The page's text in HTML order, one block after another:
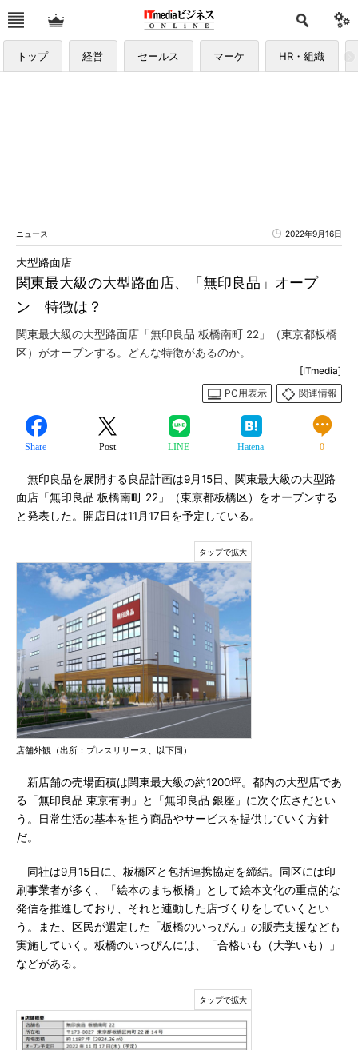
トップ 経営 セールス マーケ HR・組織
ニュース 2022年9月16日
関東最大級の大型路面店、「無印良品」オープ
ン 特徴は？
大型路面店
関東最大級の大型路面店「無印良品 板橋南町 22」（東京都板橋
区）がオープンする。どんな特徴があるのか。
[ITmedia]
PC用表示
関連情報
Share Post LINE Hatena 0
無印良品を展開する良品計画は9月15日、関東最大級の大型路
面店「無印良品 板橋南町 22」（東京都板橋区）をオープンする
と発表した。開店日は11月17日を予定している。
店舗外観（出所：プレスリリース、以下同）
新店舗の売場面積は関東最大級の約1200坪。都内の大型店であ
る「無印良品 東京有明」と「無印良品 銀座」に次ぐ広さだとい
う。日常生活の基本を担う商品やサービスを提供していく方針
だ。
同社は9月15日に、板橋区と包括連携協定を締結。同区には印
刷事業者が多く、「絵本のまち板橋」として絵本文化の重点的な
発信を推進しており、それと連動した店づくりをしていくとい
う。また、区民が選定した「板橋のいっぴん」の販売支援なども
実施していく。板橋のいっぴんには、「合格いも（大学いも）」
などがある。